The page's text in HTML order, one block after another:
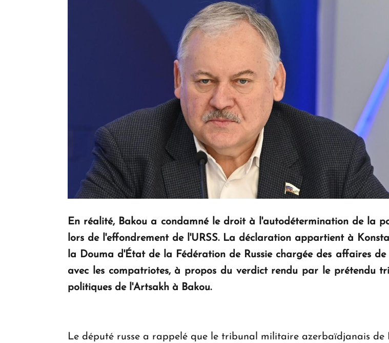
En réalité, Bakou a condamné le droit à l'autodétermination de la
lors de l'effondrement de l'URSS. La déclaration appartient à
la Douma d'État de la Fédération de Russie chargée des affaires
avec les compatriotes, à propos du verdict rendu par le prétendu
politiques de l'Artsakh à Bakou.
Le député russe a rappelé que le tribunal militaire azerbaïdjanais de